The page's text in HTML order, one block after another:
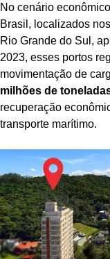
No cenário
Brasil, localizados
Rio Grande do Sul,
2023, esses portos
movimentação de
milhões de
recuperação
transporte marítimo.